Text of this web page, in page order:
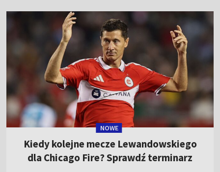
NOWE
Kiedy kolejne mecze Lewandowskiego
dla Chicago Fire? Sprawdź terminarz